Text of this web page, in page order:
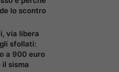
lo scontro
via libera
sfollati:
a 900 euro
il sisma